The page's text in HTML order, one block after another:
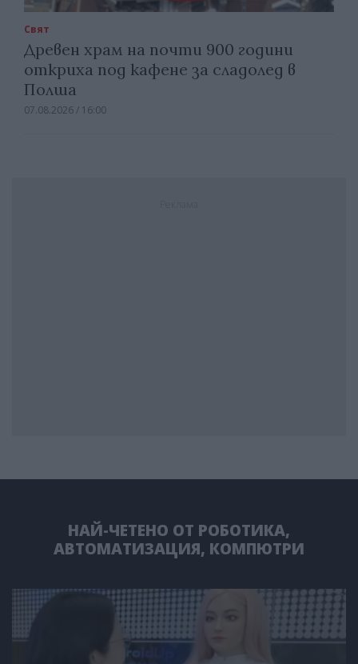
Свят
Древен храм на почти 900 години
откриха под кафене за сладолед в
Полша
07.08.2026 / 16:00
НАЙ-ЧЕТЕНО ОТ РОБОТИКА,
АВТОМАТИЗАЦИЯ, КОМПЮТРИ